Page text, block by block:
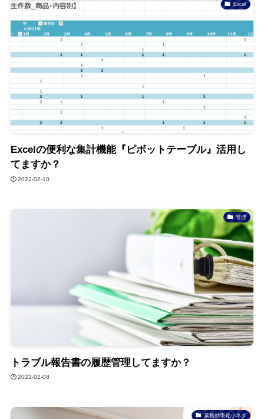
Excel
Excelの便利な集計機能『ピボットテーブル』活用し
てますか？
2022-02-10
管理
トラブル報告書の履歴管理してますか？
2022-02-08
業務効率化小ネタ